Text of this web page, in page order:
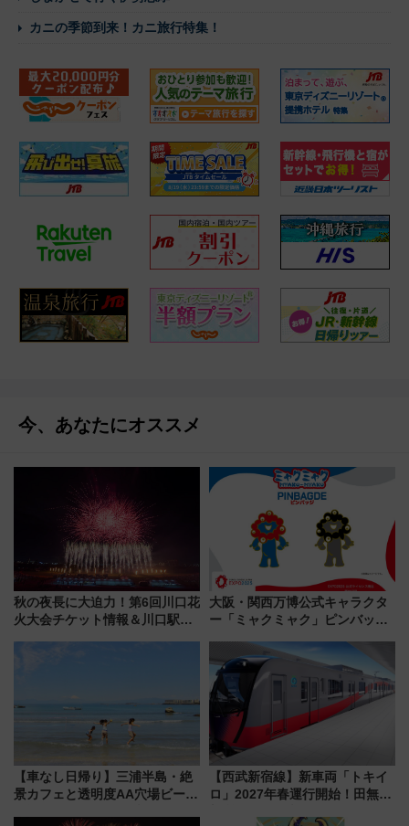
カニの季節到来！カニ旅行特集！
今、あなたにオススメ
秋の夜長に大迫力！第6回川口花
火大会チケット情報＆川口駅か
大阪・関西万博公式キャラクタ
ー「ミャクミャク」ピンバッジ
中旬発売
【車なし日帰り】三浦半島・絶
景カフェと透明度AA穴場ビーチ
【西武新宿線】新車両「トキイ
ロ」2027年春運行開始！田無・